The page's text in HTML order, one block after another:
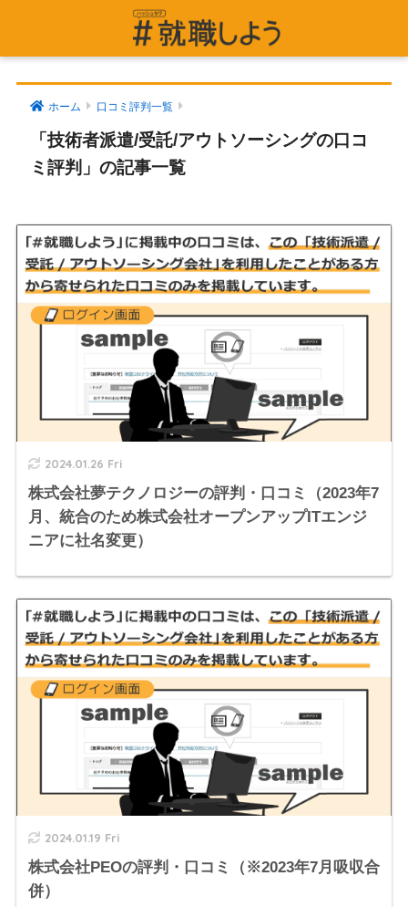
ホーム 口コミ評判一覧
「技術者派遣/受託/アウトソーシングの口コ
ミ評判」の記事一覧
2024.01.26 Fri
株式会社夢テクノロジーの評判・口コミ（2023年7
月、統合のため株式会社オープンアップITエンジ
ニアに社名変更）
2024.01.19 Fri
株式会社PEOの評判・口コミ（※2023年7月吸収合
併）